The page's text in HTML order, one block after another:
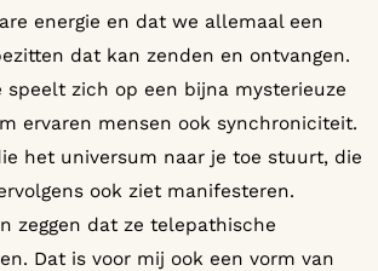
energie en dat we allemaal een
dat kan zenden en ontvangen.
speelt zich op een bijna mysterieuze
ervaren mensen ook synchroniciteit.
het universum naar je toe stuurt, die
ook ziet manifesteren.
zeggen dat ze telepathische
Dat is voor mij ook een vorm van